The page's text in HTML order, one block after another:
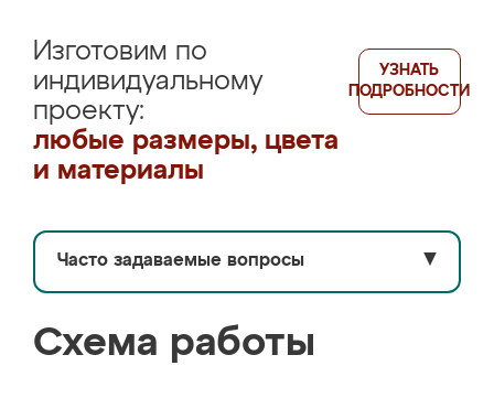
Изготовим по
индивидуальному
проекту:
любые размеры, цвета
и материалы
УЗНАТЬ
ПОДРОБНОСТИ
Часто задаваемые вопросы ▼
Схема работы